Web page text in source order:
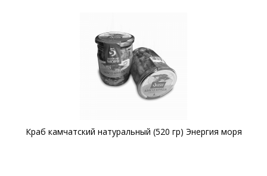
Краб камчатский натуральный (520 гр) Энергия моря